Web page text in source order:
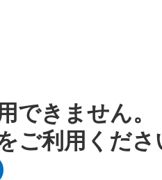
できません。
ご利用くださ